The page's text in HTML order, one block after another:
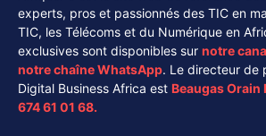
experts, pros et passionnés des TIC en
TIC, les Télécoms et du Numérique en
exclusives sont disponibles sur notre
notre chaîneWhatsApp. Le directeur de
Digital Business Africa est Beaugas Orain
674 61 01 68.